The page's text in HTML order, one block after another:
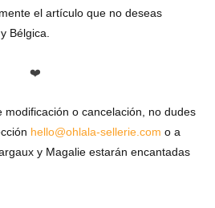
el artículo que no deseas
Bélgica.
❤️
modificación o cancelación, no dudes
hello@ohlala-sellerie.com o a
y Magalie estarán encantadas